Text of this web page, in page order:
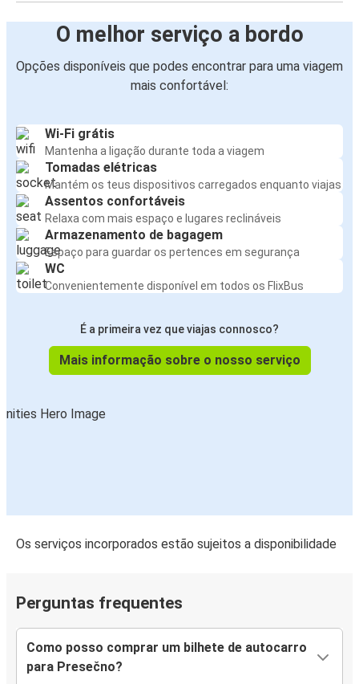
O melhor serviço a bordo
Opções disponíveis que podes encontrar para uma viagem
mais confortável:
Wi-Fi grátis
Mantenha a ligação durante toda a viagem
Tomadas elétricas
Mantém os teus dispositivos carregados enquanto viajas
Assentos confortáveis
Relaxa com mais espaço e lugares reclináveis
Armazenamento de bagagem
Espaço para guardar os pertences em segurança
WC
Convenientemente disponível em todos os FlixBus
É a primeira vez que viajas connosco?
Mais informação sobre o nosso serviço
Os serviços incorporados estão sujeitos a disponibilidade
Perguntas frequentes
Como posso comprar um bilhete de autocarro
para Presečno?